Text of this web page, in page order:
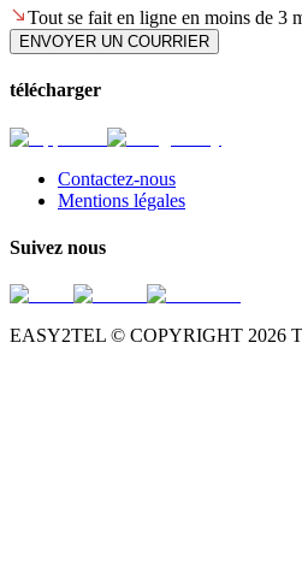
Tout se fait en ligne en moins de 3
ENVOYER UN COURRIER
télécharger
Contactez-nous
Mentions légales
Suivez nous
EASY2TEL © COPYRIGHT 2026